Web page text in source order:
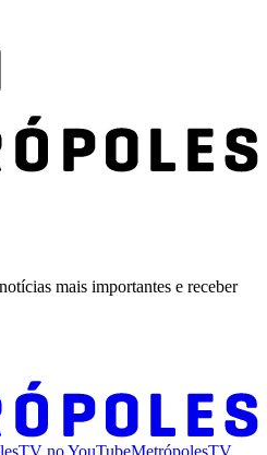
mais importantes e receber